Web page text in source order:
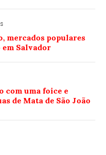
mercados populares
Salvador
com uma foice e
de Mata de São João